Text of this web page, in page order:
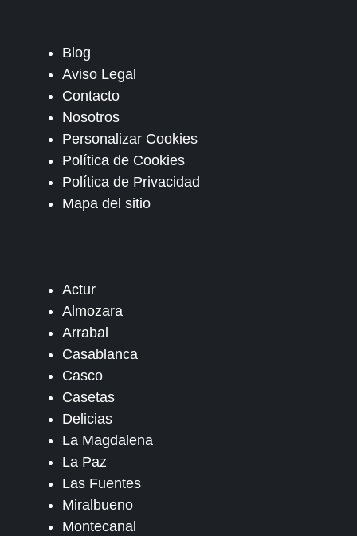
Blog
Aviso Legal
Contacto
Nosotros
Personalizar Cookies
Política de Cookies
Política de Privacidad
Mapa del sitio
Actur
Almozara
Arrabal
Casablanca
Casco
Casetas
Delicias
La Magdalena
La Paz
Las Fuentes
Miralbueno
Montecanal